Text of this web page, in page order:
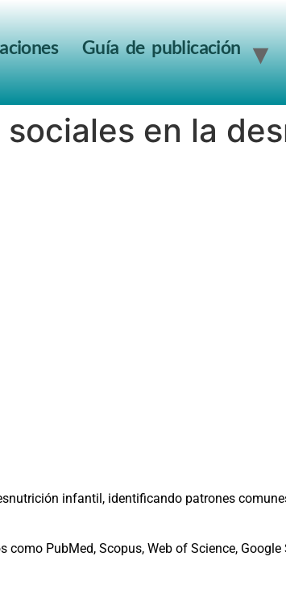
Guía de publicación
en la
infantil, identificando patrones
PubMed, Scopus, Web of Science, Google